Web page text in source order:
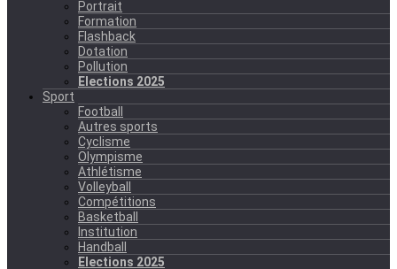
Portrait
Formation
Flashback
Dotation
Pollution
Elections 2025
Sport
Football
Autres sports
Cyclisme
Olympisme
Athlétisme
Volleyball
Compétitions
Basketball
Institution
Handball
Elections 2025